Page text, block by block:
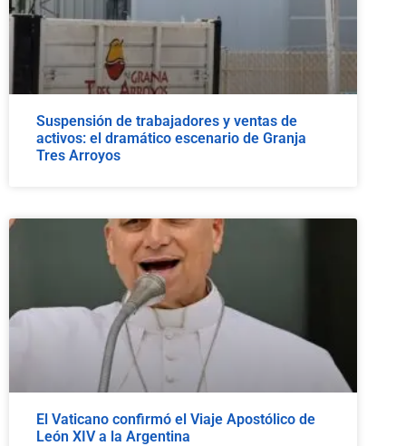
Suspensión de trabajadores y ventas de
activos: el dramático escenario de Granja
Tres Arroyos
El Vaticano confirmó el Viaje Apostólico de
León XIV a la Argentina